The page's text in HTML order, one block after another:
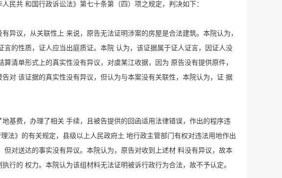
民共 和国行政诉讼法》第七十条第（四）项之规定，判决如下：
异议，从关联性上 来说，原告无法证明涉案的房屋是合法建筑。本院认为，
的性质，证人应当出庭质证。本院 认为，该证据属于证人证言，因证人没
清单形式上的真实性没有异议，对虞某江收据，因为 原告没有提供原件，
对 该证据的真实性没有异议，但认为与本案没有关联性，本院认为，证 据
基费，办理了相关 手续，且被告提供的回函适用法律错误，作出的程序违
法》的有关规定，县级以上人民政府土 地行政主管部门有权对违法用地作出
对送达的事实没有异议。本院认为，原告对收到上述材 料没有异议，故本
行的 权力。本院认为该组材料无法证明被诉行政行为合法，故不予认定。